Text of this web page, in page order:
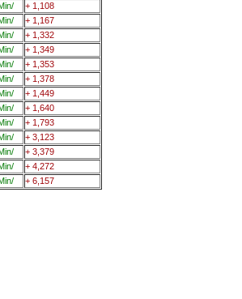
+ 1,108
+ 1,167
+ 1,332
+ 1,349
+ 1,353
+ 1,378
+ 1,449
+ 1,640
+ 1,793
+ 3,123
+ 3,379
+ 4,272
+ 6,157